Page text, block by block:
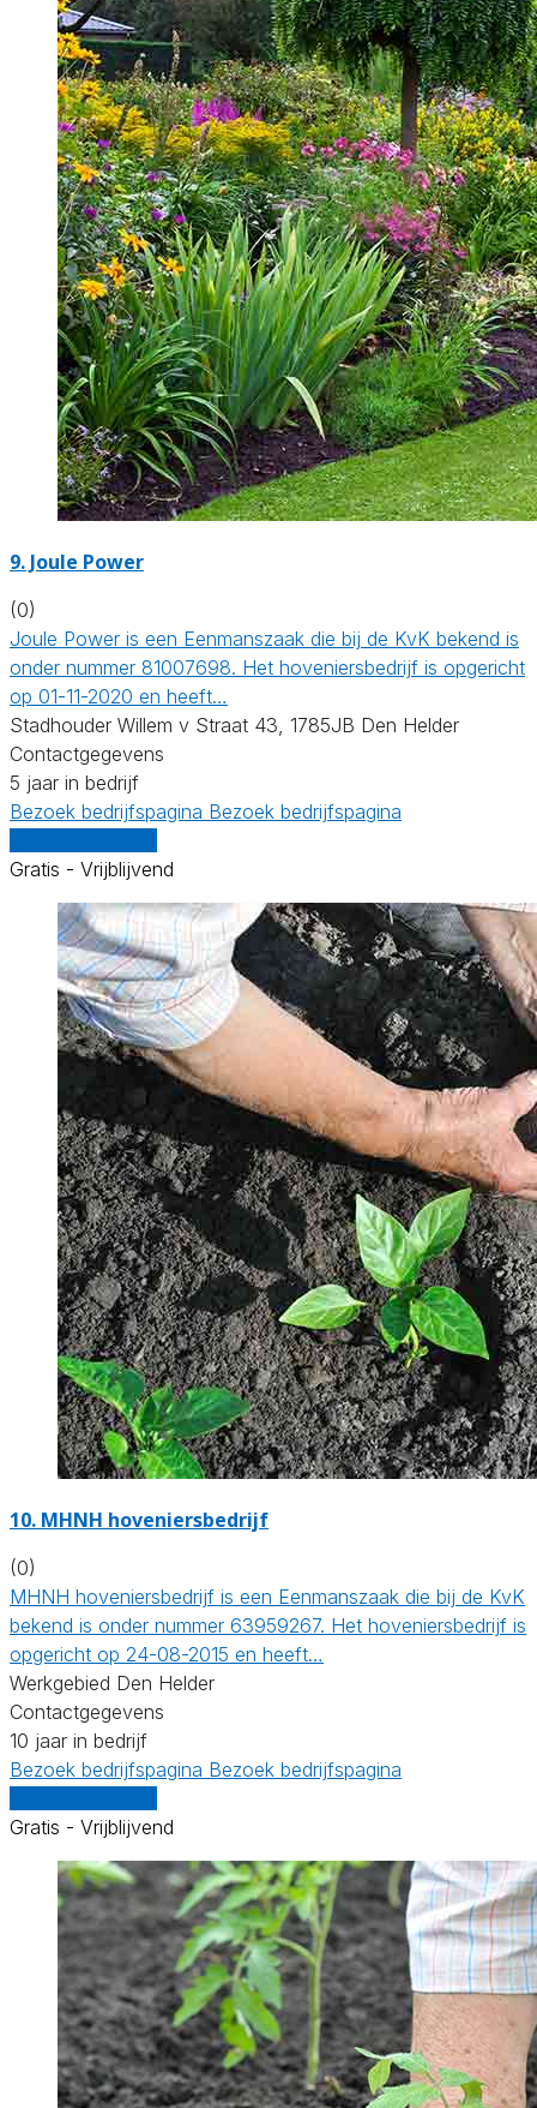
9. Joule Power
(0)
Joule Power is een Eenmanszaak die bij de KvK bekend is
onder nummer 81007698. Het hoveniersbedrijf is opgericht
op 01-11-2020 en heeft…
Stadhouder Willem v Straat 43, 1785JB Den Helder
Contactgegevens
5 jaar in bedrijf
Bezoek bedrijfspagina Bezoek bedrijfspagina
Gratis - Vrijblijvend
10. MHNH hoveniersbedrijf
(0)
MHNH hoveniersbedrijf is een Eenmanszaak die bij de KvK
bekend is onder nummer 63959267. Het hoveniersbedrijf is
opgericht op 24-08-2015 en heeft…
Werkgebied Den Helder
Contactgegevens
10 jaar in bedrijf
Bezoek bedrijfspagina Bezoek bedrijfspagina
Gratis - Vrijblijvend